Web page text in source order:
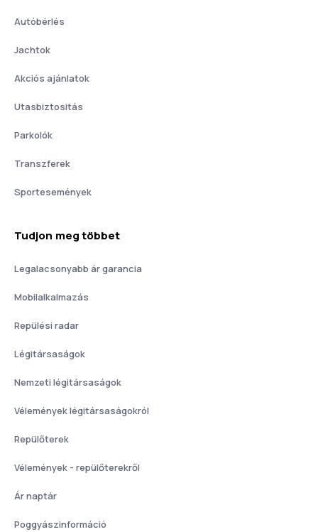
Autóbérlés
Jachtok
Akciós ajánlatok
Utasbiztositás
Parkolók
Transzferek
Sportesemények
Tudjon meg többet
Legalacsonyabb ár garancia
Mobilalkalmazás
Repülési radar
Légitársaságok
Nemzeti légitársaságok
Vélemények légitársaságokról
Repülőterek
Vélemények - repülőterekről
Ár naptár
Poggyászinformáció